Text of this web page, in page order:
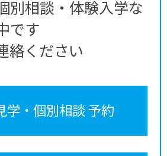
別相談・体験入学な
です
絡ください
学・個別相談 予約